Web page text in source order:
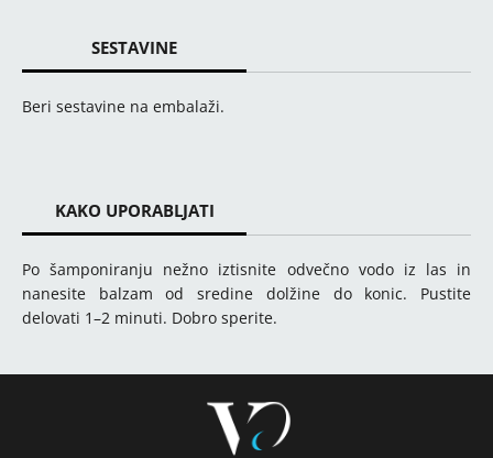
SESTAVINE
Beri sestavine na embalaži.
KAKO UPORABLJATI
Po šamponiranju nežno iztisnite odvečno vodo iz las in
nanesite balzam od sredine dolžine do konic. Pustite
delovati 1–2 minuti. Dobro sperite.